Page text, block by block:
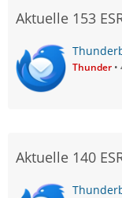
Aktuelle 153
Thunder
Aktuelle 140